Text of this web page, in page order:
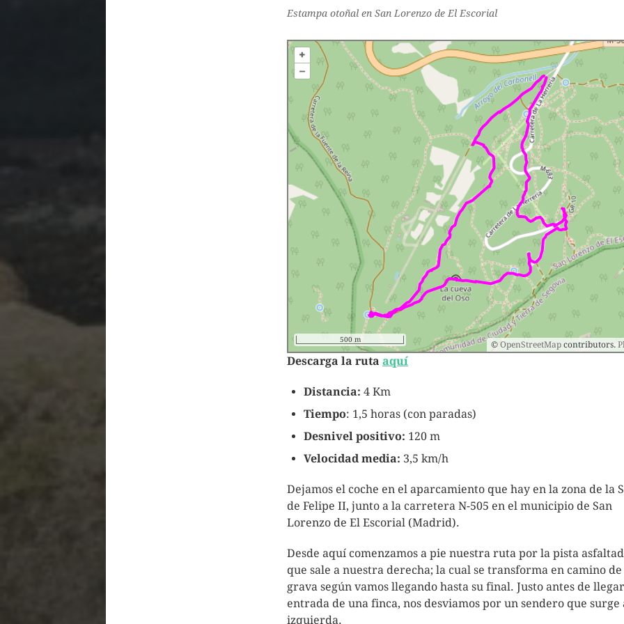
Estampa otoñal en San Lorenzo de El Escorial
+
–
©OpenStreetMap contributors.
500 m
Descarga la ruta aquí
Distancia: 4 Km
Tiempo: 1,5 horas (con paradas)
Desnivel positivo: 120 m
Velocidad media: 3,5 km/h
Dejamos el coche en el aparcamiento que hay en la zona de la
de Felipe II, junto a la carretera N-505 en el municipio de San
Lorenzo de El Escorial (Madrid).
Desde aquí comenzamos a pie nuestra ruta por la pista
que sale a nuestra derecha; la cual se transforma en camino de
grava según vamos llegando hasta su final. Justo antes de
entrada de una finca, nos desviamos por un sendero que surge
izquierda.